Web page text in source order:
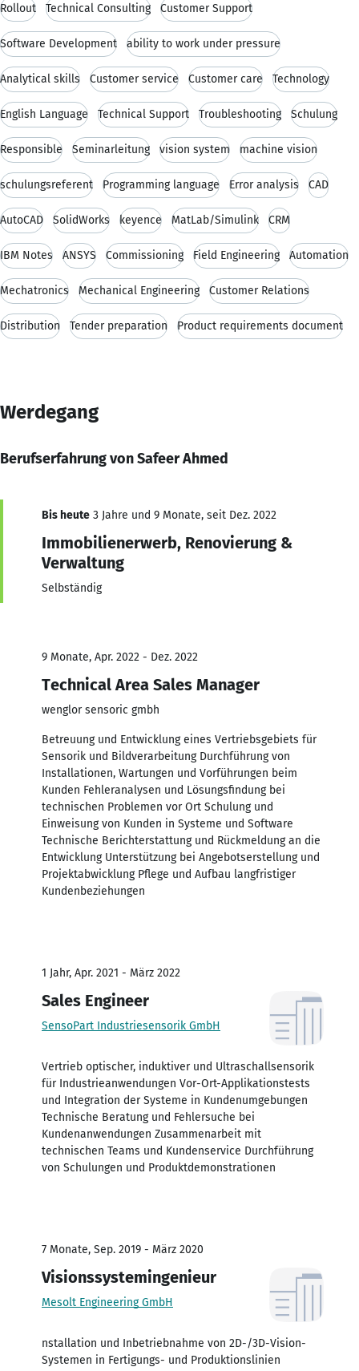
Rollout Technical Consulting Customer Support
Software Development ability to work under pressure
Analytical skills Customer service Customer care Technology
English Language Technical Support Troubleshooting Schulung
Responsible Seminarleitung vision system machine vision
schulungsreferent Programming language Error analysis CAD
AutoCAD SolidWorks keyence MatLab/Simulink CRM
IBM Notes ANSYS Commissioning Field Engineering Automation
Mechatronics Mechanical Engineering Customer Relations
Distribution Tender preparation Product requirements document
Werdegang
Berufserfahrung von Safeer Ahmed
Bis heute 3 Jahre und 9 Monate, seit Dez. 2022
Immobilienerwerb, Renovierung &
Verwaltung
Selbständig
9 Monate, Apr. 2022 - Dez. 2022
Technical Area Sales Manager
wenglor sensoric gmbh
Betreuung und Entwicklung eines Vertriebsgebiets für
Sensorik und Bildverarbeitung Durchführung von
Installationen, Wartungen und Vorführungen beim
Kunden Fehleranalysen und Lösungsfindung bei
technischen Problemen vor Ort Schulung und
Einweisung von Kunden in Systeme und Software
Technische Berichterstattung und Rückmeldung an die
Entwicklung Unterstützung bei Angebotserstellung und
Projektabwicklung Pflege und Aufbau langfristiger
Kundenbeziehungen
1 Jahr, Apr. 2021 - März 2022
Sales Engineer
SensoPart Industriesensorik GmbH
Vertrieb optischer, induktiver und Ultraschallsensorik
für Industrieanwendungen Vor-Ort-Applikationstests
und Integration der Systeme in Kundenumgebungen
Technische Beratung und Fehlersuche bei
Kundenanwendungen Zusammenarbeit mit
technischen Teams und Kundenservice Durchführung
von Schulungen und Produktdemonstrationen
7 Monate, Sep. 2019 - März 2020
Visionssystemingenieur
Mesolt Engineering GmbH
nstallation und Inbetriebnahme von 2D-/3D-Vision-
Systemen in Fertigungs- und Produktionslinien